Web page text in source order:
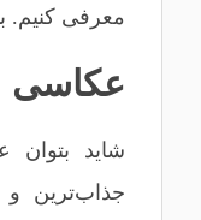
معرفی کنیم.
عکاسی
شاید
جذاب‌ترین و